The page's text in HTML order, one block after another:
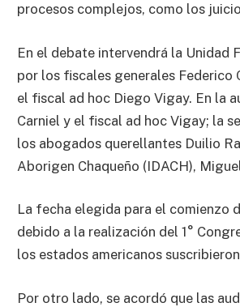
procesos complejos, como los
En el debate intervendrá la Unidad
por los fiscales generales
el fiscal ad hoc Diego Vigay. En la
Carniel y el fiscal ad hoc Vigay; la
los abogados querellantes Duilio
Aborigen Chaqueño (IDACH),
La fecha elegida para el comienzo
debido a la realización del 1°
los estados americanos
Por otro lado, se acordó que las